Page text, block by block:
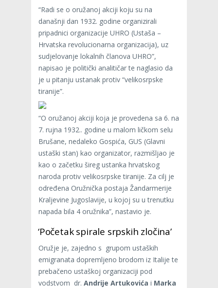
“Radi se o oružanoj akciji koju su na
današnji dan 1932. godine organizirali
pripadnici organizacije UHRO (Ustaša –
Hrvatska revolucionarna organizacija), uz
sudjelovanje lokalnih članova UHRO”,
napisao je politički analitičar te naglasio da
je u pitanju ustanak protiv “velikosrpske
tiranije”.
“O oružanoj akciji koja je provedena sa 6. na
7. rujna 1932.. godine u malom ličkom selu
Brušane, nedaleko Gospića, GUS (Glavni
ustaški stan) kao organizator, razmišljao je
kao o začetku šireg ustanka hrvatskog
naroda protiv velikosrpske tiranije. Za cilj je
određena Oružnička postaja Žandarmerije
Kraljevine Jugoslavije, u kojoj su u trenutku
napada bila 4 oružnika”, nastavio je.
‘Početak spirale srpskih zločina’
Oružje je, zajedno s grupom ustaških
emigranata dopremljeno brodom iz Italije te
prebačeno ustaškoj organizaciji pod
vodstvom dr. Andrije Artukovića i Marka